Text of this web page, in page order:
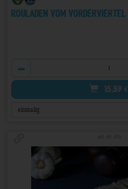
Rouladen vom Vorderviertel -
15,59 €